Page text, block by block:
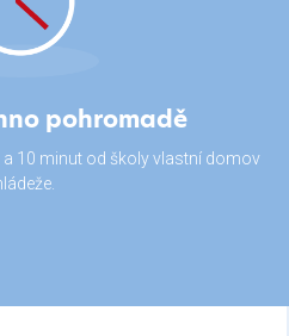
pohromadě
10 minut od školy vlastní domov